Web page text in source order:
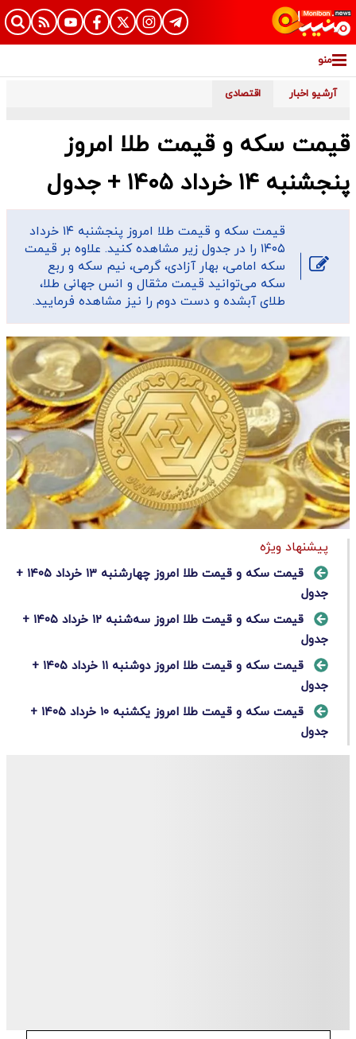
منو
آرشیو اخبار اقتصادی
قیمت سکه و قیمت طلا امروز
پنجشنبه ۱۴ خرداد ۱۴۰۵ + جدول
قیمت سکه و قیمت طلا امروز پنجشنبه ۱۴ خرداد
۱۴۰۵ را در جدول زیر مشاهده کنید. علاوه بر قیمت
سکه امامی، بهار آزادی، گرمی، نیم سکه و ربع
سکه می‌توانید قیمت مثقال و انس جهانی طلا،
طلای آبشده و دست دوم را نیز مشاهده فرمایید.
پیشنهاد ویژه
قیمت سکه و قیمت طلا امروز چهارشنبه ۱۳ خرداد ۱۴۰۵ +
جدول
قیمت سکه و قیمت طلا امروز سه‌شنبه ۱۲ خرداد ۱۴۰۵ +
جدول
قیمت سکه و قیمت طلا امروز دوشنبه ۱۱ خرداد ۱۴۰۵ +
جدول
قیمت سکه و قیمت طلا امروز یکشنبه ۱۰ خرداد ۱۴۰۵ +
جدول